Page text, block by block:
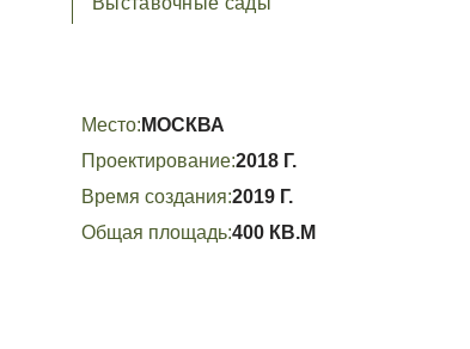
Место: МОСКВА
Проектирование:2018 Г.
Время создания:2019 Г.
Общая площадь:400 КВ.М